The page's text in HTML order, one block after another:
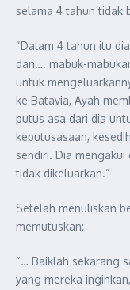
selama 4 tahun tidak
“Dalam 4 tahun itu
dan…. mabuk-
untuk
ke Batavia, Ayah
putus asa dari dia
keputusasaan,
sendiri. Dia
tidak dikeluarkan.”
Setelah menuliskan
memutuskan:
“… Baiklah sekarang
yang mereka